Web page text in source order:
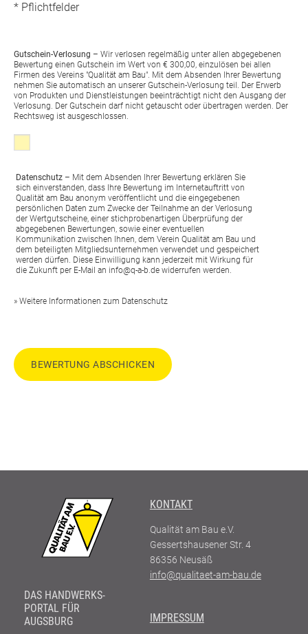
* Pflichtfelder
Gutschein-Verlosung – Wir verlosen regelmäßig unter allen abgegebenen
Bewertung einen Gutschein im Wert von € 300,00, einzulösen bei allen
Firmen des Vereins "Qualität am Bau". Mit dem Absenden Ihrer Bewertung
nehmen Sie automatisch an unserer Gutschein-Verlosung teil. Der Erwerb
von Produkten und Dienstleistungen beeinträchtigt nicht den Ausgang der
Verlosung. Der Gutschein darf nicht getauscht oder übertragen werden. Der
Rechtsweg ist ausgeschlossen.
Klicken, wenns Sie mit den folgenden Bedingungen einverstanden
Datenschutz – Mit dem Absenden Ihrer Bewertung erklären Sie
sich einverstanden, dass Ihre Bewertung im Internetauftritt von
Qualität am Bau anonym veröffentlicht und die eingegebenen
persönlichen Daten zum Zwecke der Teilnahme an der Verlosung
der Wertgutscheine, einer stichprobenartigen Überprüfung der
abgegebenen Bewertungen, sowie einer eventuellen
Kommunikation zwischen Ihnen, dem Verein Qualität am Bau und
dem beteiligten Mitgliedsunternehmen verwendet und gespeichert
werden dürfen. Diese Einwilligung kann jederzeit mit Wirkung für
die Zukunft per E-Mail an info@q-a-b.de widerrufen werden.
» Weitere Informationen zum Datenschutz
BEWERTUNG ABSCHICKEN
DAS HANDWERKS-
PORTAL FÜR
AUGSBURG
KONTAKT
Qualität am Bau e.V.
Gessertshausener Str. 4
86356 Neusäß
info@qualitaet-am-bau.de
IMPRESSUM